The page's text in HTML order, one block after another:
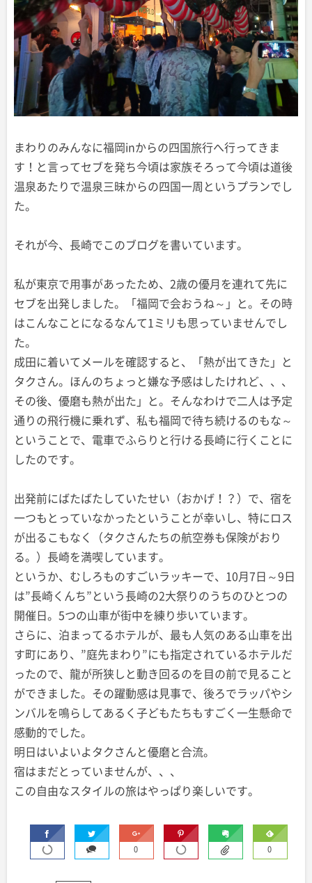
まわりのみんなに福岡inからの四国旅行へ行ってきま
す！と言ってセブを発ち今頃は家族そろって今頃は道後
温泉あたりで温泉三昧からの四国一周というプランでし
た。
それが今、長崎でこのブログを書いています。
私が東京で用事があったため、2歳の優月を連れて先に
セブを出発しました。「福岡で会おうね～」と。その時
はこんなことになるなんて1ミリも思っていませんでし
た。
成田に着いてメールを確認すると、「熱が出てきた」と
タクさん。ほんのちょっと嫌な予感はしたけれど、、、
その後、優磨も熱が出た」と。そんなわけで二人は予定
通りの飛行機に乗れず、私も福岡で待ち続けるのもな～
ということで、電車でふらりと行ける長崎に行くことに
したのです。
出発前にばたばたしていたせい（おかげ！？）で、宿を
一つもとっていなかったということが幸いし、特にロス
が出るこもなく（タクさんたちの航空券も保険がおり
る。）長崎を満喫しています。
というか、むしろものすごいラッキーで、10月7日～9日
は”長崎くんち”という長崎の2大祭りのうちのひとつの
開催日。5つの山車が街中を練り歩いています。
さらに、泊まってるホテルが、最も人気のある山車を出
す町にあり、”庭先まわり”にも指定されているホテルだ
ったので、龍が所狭しと動き回るのを目の前で見ること
ができました。その躍動感は見事で、後ろでラッパやシ
ンバルを鳴らしてあるく子どもたちもすごく一生懸命で
感動的でした。
明日はいよいよタクさんと優磨と合流。
宿はまだとっていませんが、、、
この自由なスタイルの旅はやっぱり楽しいです。
0 0